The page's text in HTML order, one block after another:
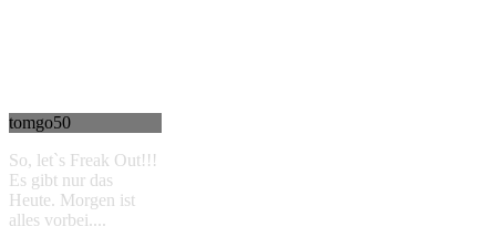
tomgo50
So, let`s Freak Out!!!
Es gibt nur das
Heute. Morgen ist
alles vorbei....